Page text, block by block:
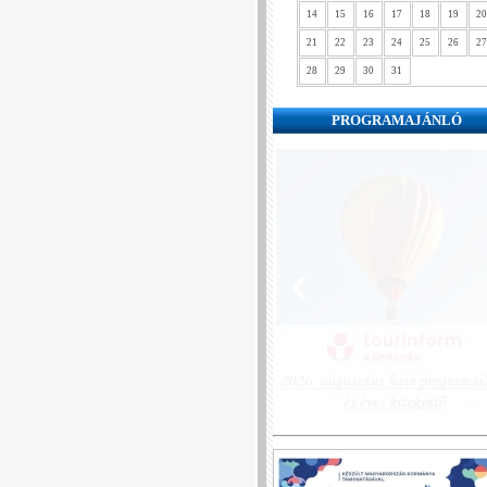
14 15 16 17 18 19 20
21 22 23 24 25 26 27
28 29 30 31
PROGRAMAJÁNLÓ